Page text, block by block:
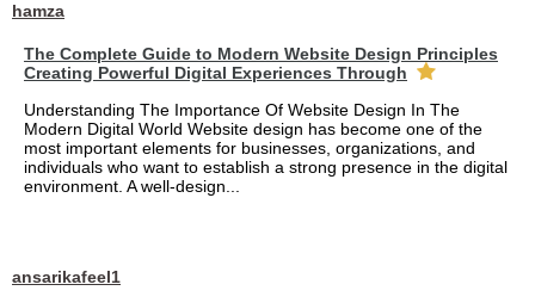
hamza
The Complete Guide to Modern Website Design Principles
Creating Powerful Digital Experiences Through
Understanding The Importance Of Website Design In The
Modern Digital World Website design has become one of the
most important elements for businesses, organizations, and
individuals who want to establish a strong presence in the digital
environment. A well-design...
ansarikafeel1